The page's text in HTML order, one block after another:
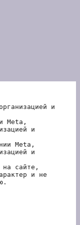
и
Meta,
и
Meta,
и
сайте,
и не